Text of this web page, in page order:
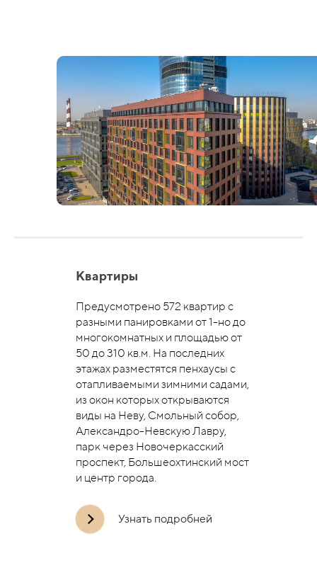
Квартиры
Предусмотрено 572 квартир с
разными панировками от 1-но до
многокомнатных и площадью от
50 до 310 кв.м. На последних
этажах разместятся пенхаусы с
отапливаемыми зимними садами,
из окон которых открываются
виды на Неву, Смольный собор,
Александро-Невскую Лавру,
парк через Новочеркасский
проспект, Большеохтинский мост
и центр города.
Узнать подробней